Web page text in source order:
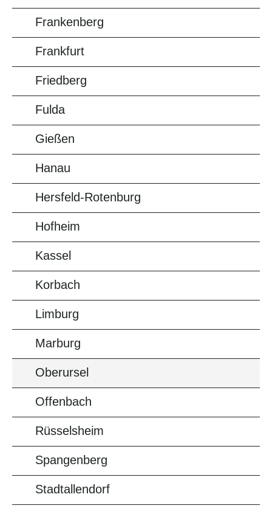
Frankenberg
Frankfurt
Friedberg
Fulda
Gießen
Hanau
Hersfeld-Rotenburg
Hofheim
Kassel
Korbach
Limburg
Marburg
Oberursel
Offenbach
Rüsselsheim
Spangenberg
Stadtallendorf